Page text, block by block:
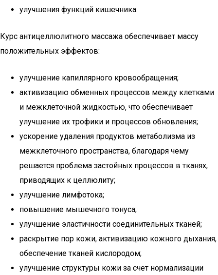
улучшения функций кишечника.
Курс антицеллюлитного массажа обеспечивает массу
положительных эффектов:
улучшение капиллярного кровообращения;
активизацию обменных процессов между клетками
и межклеточной жидкостью, что обеспечивает
улучшение их трофики и процессов обновления;
ускорение удаления продуктов метаболизма из
межклеточного пространства, благодаря чему
решается проблема застойных процессов в тканях,
приводящих к целлюлиту;
улучшение лимфотока;
повышение мышечного тонуса;
улучшение эластичности соединительных тканей;
раскрытие пор кожи, активизацию кожного дыхания,
обеспечение тканей кислородом;
улучшение структуры кожи за счет нормализации